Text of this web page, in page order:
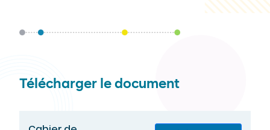
Télécharger le document